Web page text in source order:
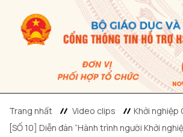
Trang nhất Video clips
Khởi nghiệp
[SỐ 10] Diễn đàn “Hành trình người Khởi